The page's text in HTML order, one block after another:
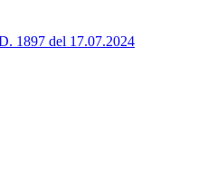
1897 del 17.07.2024